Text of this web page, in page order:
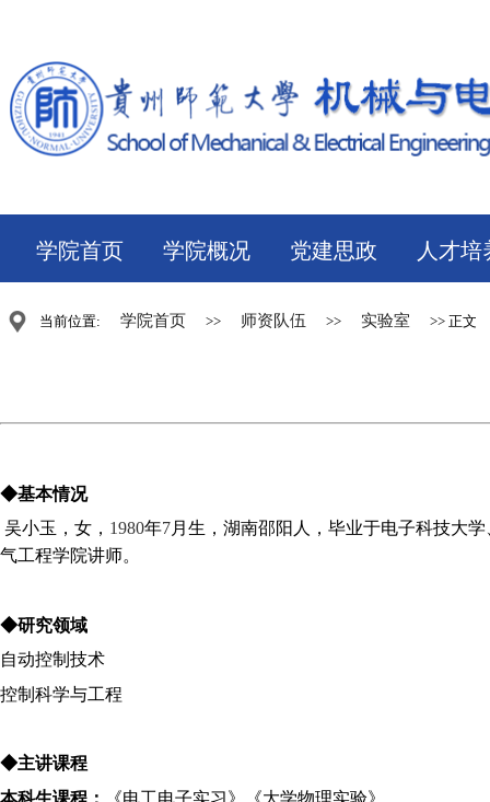
学院首页 学院概况 党建思政 人才培
当前位置: 学院首页 >> 师资队伍 >> 实验室 >> 正文
◆基本情况
吴小玉，女， 1980年7月生，湖南邵阳人，毕业于电子科技大
气工程学院讲师。
◆研究领域
自动控制技术
控制科学与工程
◆主讲课程
本科生课程：
《电工电子实习》《大学物理实验》